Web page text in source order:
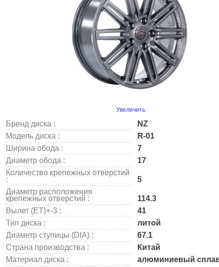
Увеличить
Бренд диска :
NZ
Модель диска :
R-01
Ширина обода :
7
Диаметр обода :
17
Количество крепежных отверстий
:
5
Диаметр расположения
крепежных отверстий :
114.3
Вылет (ET)+-3 :
41
Тип диска :
литой
Диаметр ступицы (DIA) :
67.1
Страна производства :
Китай
Материал диска :
алюминиевый